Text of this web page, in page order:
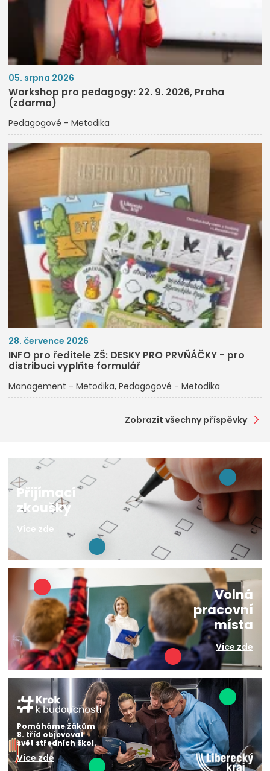
05. srpna 2026
Workshop pro pedagogy: 22. 9. 2026, Praha
(zdarma)
Pedagogové - Metodika
28. července 2026
INFO pro ředitele ZŠ: DESKY PRO PRVŇÁČKY - pro
distribuci vyplňte formulář
Management - Metodika Pedagogové - Metodika
Zobrazit všechny příspěvky
Přijímací
zkoušky
Více zde
Volná
pracovní
místa
Více zde
Pomáháme žákům
8. tříd objevovat
svět středních škol.
Více zde